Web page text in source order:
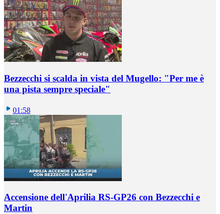
Bezzecchi si scalda in vista del Mugello: "Per me è
una pista sempre speciale"
01:58
Accensione dell'Aprilia RS-GP26 con Bezzecchi e
Martin